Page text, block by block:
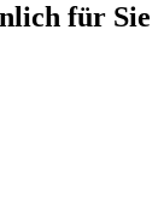
für Sie